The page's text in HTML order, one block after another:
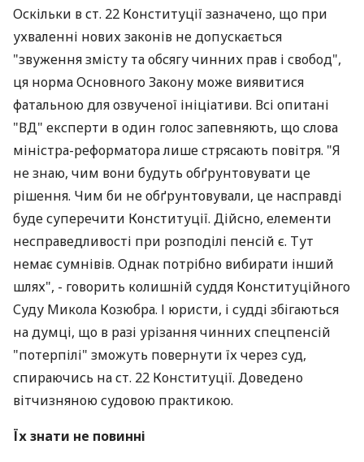
Оскільки в ст. 22 Конституції зазначено, що при
ухваленні нових законів не допускається
"звуження змісту та обсягу чинних прав і свобод",
ця норма Основного Закону може виявитися
фатальною для озвученої ініціативи. Всі опитані
"ВД" експерти в один голос запевняють, що слова
міністра-реформатора лише стрясають повітря. "Я
не знаю, чим вони будуть обґрунтовувати це
рішення. Чим би не обґрунтовували, це насправді
буде суперечити Конституції. Дійсно, елементи
несправедливості при розподілі пенсій є. Тут
немає сумнівів. Однак потрібно вибирати інший
шлях", - говорить колишній суддя Конституційного
Суду Микола Козюбра. І юристи, і судді збігаються
на думці, що в разі урізання чинних спецпенсій
"потерпілі" зможуть повернути їх через суд,
спираючись на ст. 22 Конституції. Доведено
вітчизняною судовою практикою.
Їх знати не повинні